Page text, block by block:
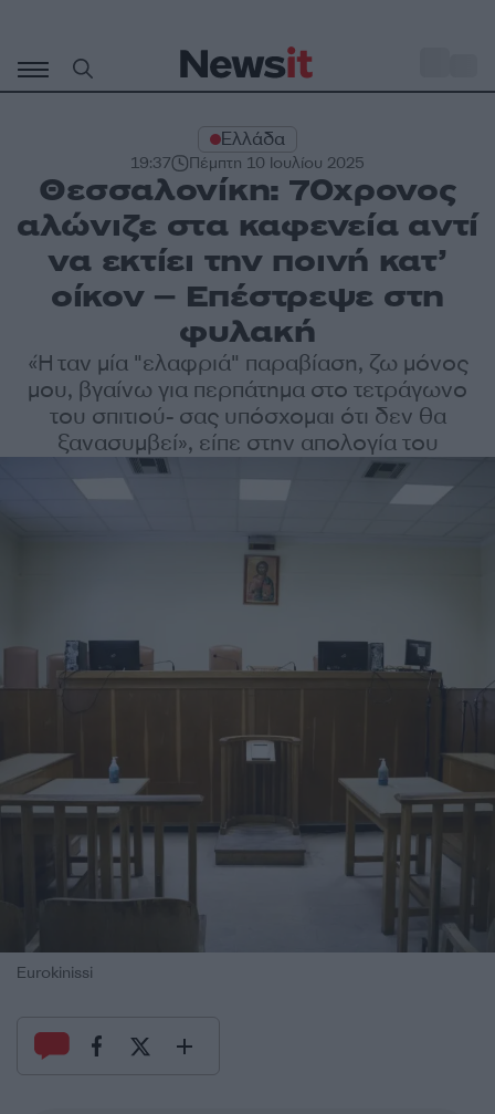
περιεχόμενο
Ελλάδα
19:37 Πέμπτη 10 Ιουλίου 2025
Θεσσαλονίκη: 70χρονος
αλώνιζε στα καφενεία αντί
να εκτίει την ποινή κατ’
οίκον – Επέστρεψε στη
φυλακή
«Ήταν μία "ελαφριά" παραβίαση, ζω μόνος
μου, βγαίνω για περπάτημα στο τετράγωνο
του σπιτιού- σας υπόσχομαι ότι δεν θα
ξανασυμβεί», είπε στην απολογία του
Eurokinissi